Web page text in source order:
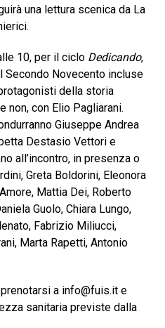
una lettura scenica da La
10, per il ciclo Dedicando,
Secondo Novecento incluse
della storia
non, con Elio Pagliarani.
Giuseppe Andrea
Destasio Vettori e
all’incontro, in presenza o
Greta Boldorini, Eleonora
Mattia Dei, Roberto
Guolo, Chiara Lungo,
Fabrizio Miliucci,
Marta Rapetti, Antonio
a info@fuis.it e
sanitaria previste dalla